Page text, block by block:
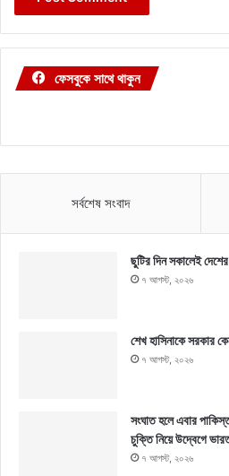
ফেসবুকে সাথে থাকুন
সর্বশেষ সংবাদ
ছুটির দিন সকালেই
৭ আগস্ট, ২০২৬
শেখ হাসিনাকে সরকার
৭ আগস্ট, ২০২৬
সংঘাত হলে এবার
চুক্তি নিয়ে উদ্বেগে
৭ আগস্ট, ২০২৬